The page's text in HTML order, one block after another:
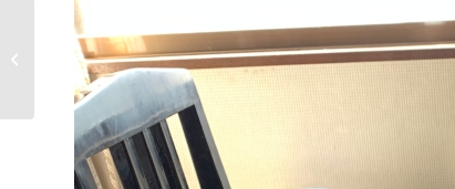
発表会の出演申込書を
配布中です！